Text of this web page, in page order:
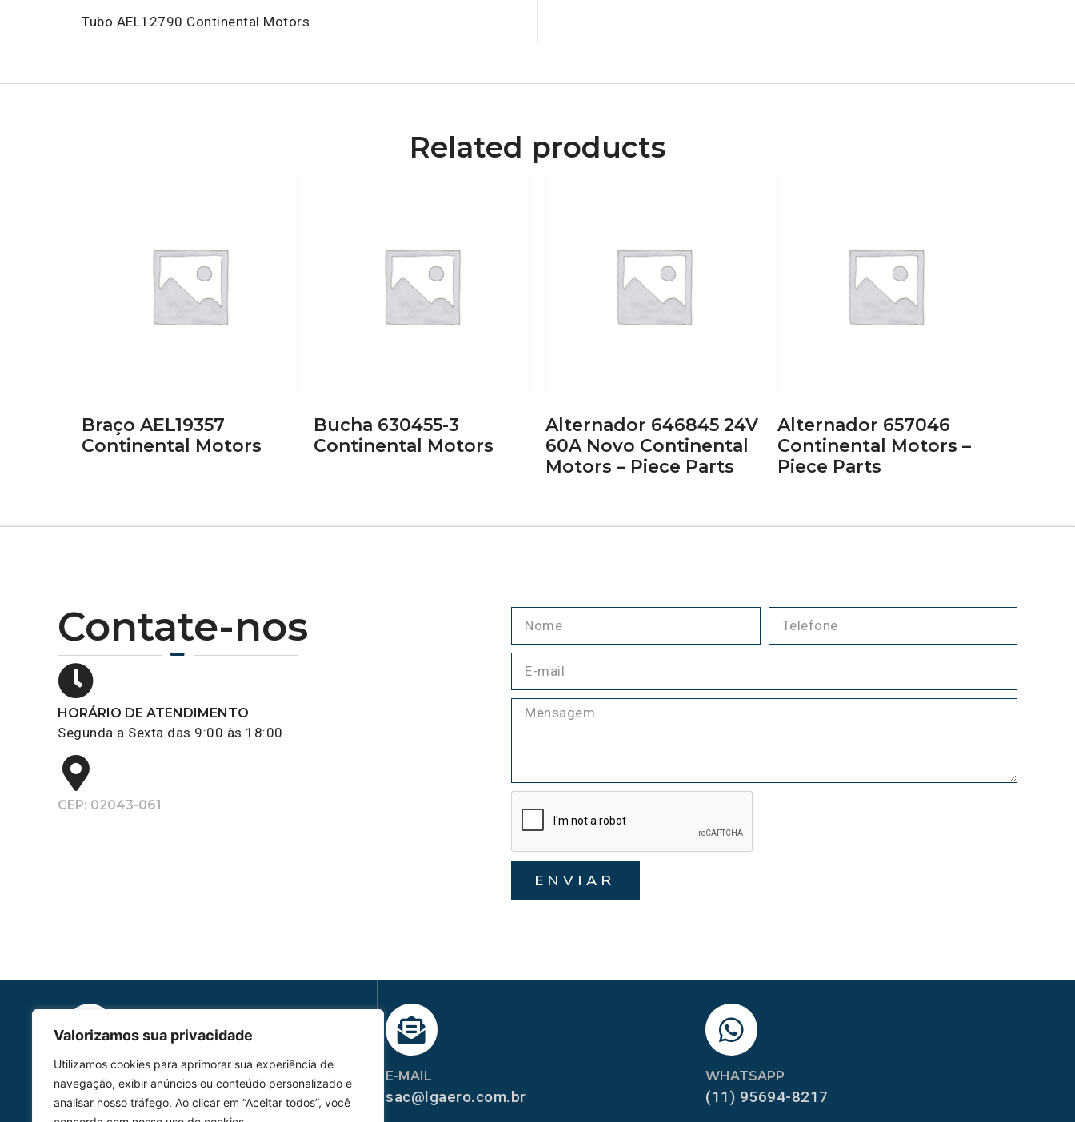
Valorizamos sua privacidade
Utilizamos cookies para aprimorar sua experiência de
navegação, exibir anúncios ou conteúdo personalizado e
analisar nosso tráfego. Ao clicar em “Aceitar todos”, você
Tubo AEL12790 Continental Motors
Related products
Braço AEL19357
Continental Motors
Bucha 630455-3
Continental Motors
Alternador 646845 24V
60A Novo Continental
Motors – Piece Parts
Alternador 657046
Continental Motors –
Piece Parts
Contate-nos
HORÁRIO DE ATENDIMENTO
Segunda a Sexta das 9:00 às 18:00
CEP: 02043-061
ENVIAR
HOMOLGAÇÃO
COM 2109-02/ANAC
E-MAIL
sac@lgaero.com.br
WHATSAPP
(11) 95694-8217